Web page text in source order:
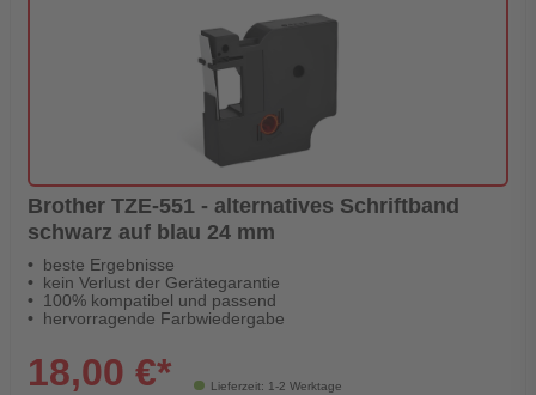
Brother TZE-551 - alternatives Schriftband
schwarz auf blau 24 mm
beste Ergebnisse
kein Verlust der Gerätegarantie
100% kompatibel und passend
hervorragende Farbwiedergabe
Lieferzeit: 1-2 Werktage
18,00 €*